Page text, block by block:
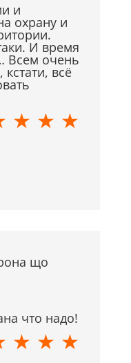
и
охрану и
И время
Всем очень
всё
★ ★ ★
що
что надо!
★ ★ ★